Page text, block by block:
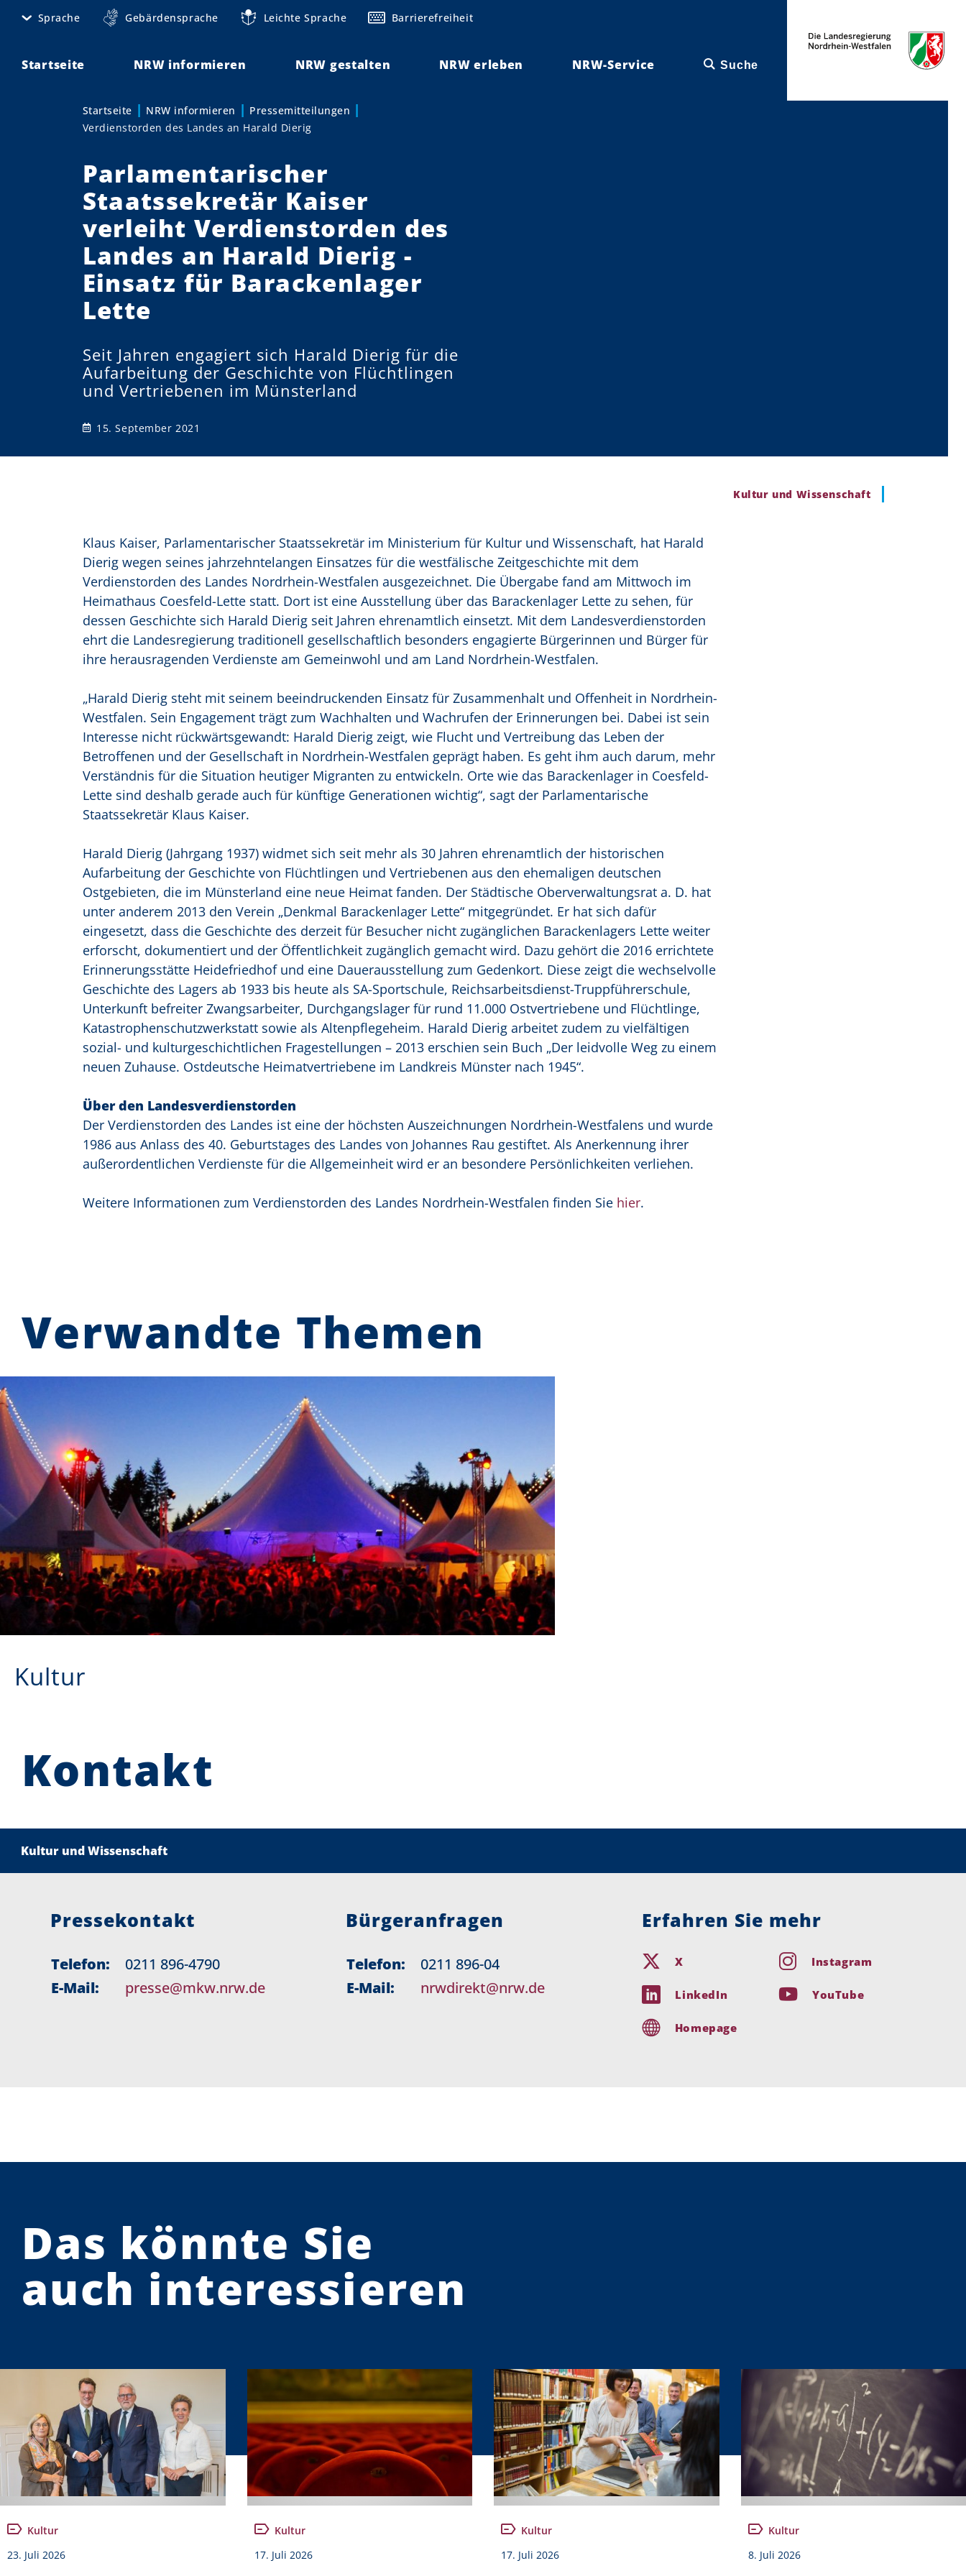
Sprache Gebärdensprache Leichte Sprache Barrierefreiheit
Startseite NRW informieren NRW gestalten NRW erleben NRW-Service Suche
Sie sind hier:
Startseite NRW informieren
Pressemitteilungen
Verdienstorden des Landes an Harald Dierig
Parlamentarischer
Staatssekretär Kaiser
verleiht Verdienstorden des
Landes an Harald Dierig -
Einsatz für Barackenlager
Lette
Seit Jahren engagiert sich Harald Dierig für die
Aufarbeitung der Geschichte von Flüchtlingen
und Vertriebenen im Münsterland
15. September 2021
Kultur und Wissenschaft
Klaus Kaiser, Parlamentarischer Staatssekretär im Ministerium für Kultur und Wissenschaft, hat Harald
Dierig wegen seines jahrzehntelangen Einsatzes für die westfälische Zeitgeschichte mit dem
Verdienstorden des Landes Nordrhein-Westfalen ausgezeichnet. Die Übergabe fand am Mittwoch im
Heimathaus Coesfeld-Lette statt. Dort ist eine Ausstellung über das Barackenlager Lette zu sehen, für
dessen Geschichte sich Harald Dierig seit Jahren ehrenamtlich einsetzt. Mit dem Landesverdienstorden
ehrt die Landesregierung traditionell gesellschaftlich besonders engagierte Bürgerinnen und Bürger für
ihre herausragenden Verdienste am Gemeinwohl und am Land Nordrhein-Westfalen.
„Harald Dierig steht mit seinem beeindruckenden Einsatz für Zusammenhalt und Offenheit in Nordrhein-
Westfalen. Sein Engagement trägt zum Wachhalten und Wachrufen der Erinnerungen bei. Dabei ist sein
Interesse nicht rückwärtsgewandt: Harald Dierig zeigt, wie Flucht und Vertreibung das Leben der
Betroffenen und der Gesellschaft in Nordrhein-Westfalen geprägt haben. Es geht ihm auch darum, mehr
Verständnis für die Situation heutiger Migranten zu entwickeln. Orte wie das Barackenlager in Coesfeld-
Lette sind deshalb gerade auch für künftige Generationen wichtig“, sagt der Parlamentarische
Staatssekretär Klaus Kaiser.
Harald Dierig (Jahrgang 1937) widmet sich seit mehr als 30 Jahren ehrenamtlich der historischen
Aufarbeitung der Geschichte von Flüchtlingen und Vertriebenen aus den ehemaligen deutschen
Ostgebieten, die im Münsterland eine neue Heimat fanden. Der Städtische Oberverwaltungsrat a. D. hat
unter anderem 2013 den Verein „Denkmal Barackenlager Lette“ mitgegründet. Er hat sich dafür
eingesetzt, dass die Geschichte des derzeit für Besucher nicht zugänglichen Barackenlagers Lette weiter
erforscht, dokumentiert und der Öffentlichkeit zugänglich gemacht wird. Dazu gehört die 2016 errichtete
Erinnerungsstätte Heidefriedhof und eine Dauerausstellung zum Gedenkort. Diese zeigt die wechselvolle
Geschichte des Lagers ab 1933 bis heute als SA-Sportschule, Reichsarbeitsdienst-Truppführerschule,
Unterkunft befreiter Zwangsarbeiter, Durchgangslager für rund 11.000 Ostvertriebene und Flüchtlinge,
Katastrophenschutzwerkstatt sowie als Altenpflegeheim. Harald Dierig arbeitet zudem zu vielfältigen
sozial- und kulturgeschichtlichen Fragestellungen – 2013 erschien sein Buch „Der leidvolle Weg zu einem
neuen Zuhause. Ostdeutsche Heimatvertriebene im Landkreis Münster nach 1945“.
Über den Landesverdienstorden
Der Verdienstorden des Landes ist eine der höchsten Auszeichnungen Nordrhein-Westfalens und wurde
1986 aus Anlass des 40. Geburtstages des Landes von Johannes Rau gestiftet. Als Anerkennung ihrer
außerordentlichen Verdienste für die Allgemeinheit wird er an besondere Persönlichkeiten verliehen.
Weitere Informationen zum Verdienstorden des Landes Nordrhein-Westfalen finden Sie hier.
Verwandte Themen
Kultur
Kontakt
Kultur und Wissenschaft
Pressekontakt
Telefon:
0211 896-4790
E-Mail:
presse@mkw.nrw.de
Bürgeranfragen
Telefon:
0211 896-04
E-Mail:
nrwdirekt@nrw.de
Erfahren Sie mehr
X Instagram
LinkedIn YouTube
Homepage
Das könnte Sie
auch interessieren
Kultur
23. Juli 2026
Kultur
17. Juli 2026
Kultur
17. Juli 2026
Kultur
8. Juli 2026